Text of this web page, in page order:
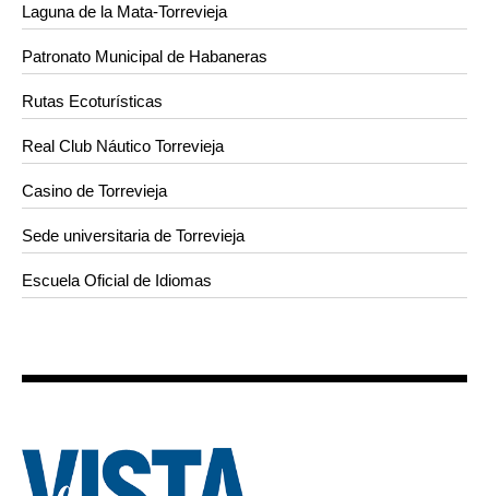
Laguna de la Mata-Torrevieja
Patronato Municipal de Habaneras
Rutas Ecoturísticas
Real Club Náutico Torrevieja
Casino de Torrevieja
Sede universitaria de Torrevieja
Escuela Oficial de Idiomas